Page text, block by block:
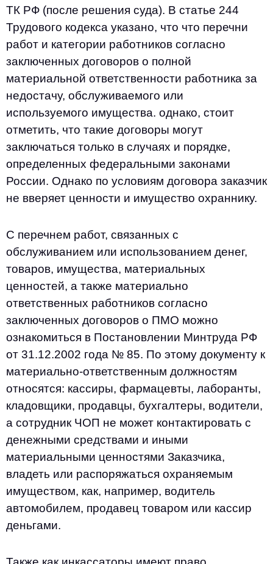
ТК РФ (после решения суда). В статье 244
Трудового кодекса указано, что что перечни
работ и категории работников согласно
заключенных договоров о полной
материальной ответственности работника за
недостачу, обслуживаемого или
используемого имущества. однако, стоит
отметить, что такие договоры могут
заключаться только в случаях и порядке,
определенных федеральными законами
России. Однако по условиям договора заказчик
не вверяет ценности и имущество охраннику.
С перечнем работ, связанных с
обслуживанием или использованием денег,
товаров, имущества, материальных
ценностей, а также материально
ответственных работников согласно
заключенных договоров о ПМО можно
ознакомиться в Постановлении Минтруда РФ
от 31.12.2002 года № 85. По этому документу к
материально-ответственным должностям
относятся: кассиры, фармацевты, лаборанты,
кладовщики, продавцы, бухгалтеры, водители,
а сотрудник ЧОП не может контактировать с
денежными средствами и иными
материальными ценностями Заказчика,
владеть или распоряжаться охраняемым
имуществом, как, например, водитель
автомобилем, продавец товаром или кассир
деньгами.